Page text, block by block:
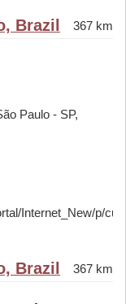
Brazil 367 km
Paulo - SP,
Internet_New/p/
Brazil 367 km